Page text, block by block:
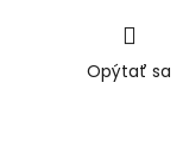
Opýtať sa